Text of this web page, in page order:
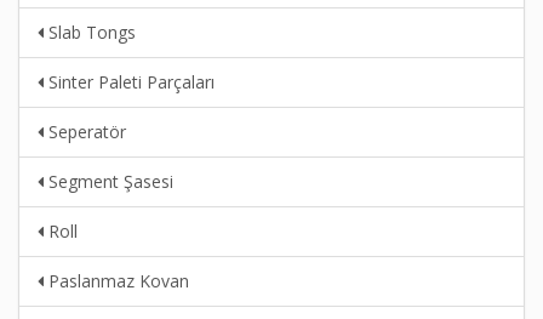
Slab Tongs
Sinter Paleti Parçaları
Seperatör
Segment Şasesi
Roll
Paslanmaz Kovan